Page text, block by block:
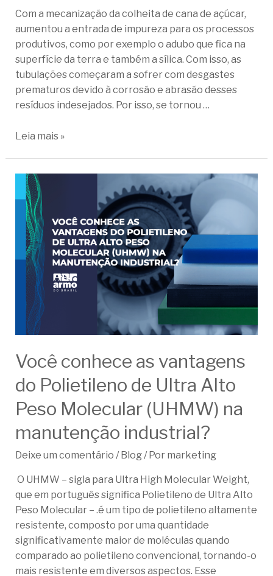
Com a mecanização da colheita de cana de açúcar,
aumentou a entrada de impureza para os processos
produtivos, como por exemplo o adubo que fica na
superfície da terra e também a sílica. Com isso, as
tubulações começaram a sofrer com desgastes
prematuros devido à corrosão e abrasão desses
resíduos indesejados. Por isso, se tornou …
Leia mais »
Você conhece as vantagens
do Polietileno de Ultra Alto
Peso Molecular (UHMW) na
manutenção industrial?
Deixe um comentário / Blog/ Por marketing
O UHMW – sigla para Ultra High Molecular Weight,
que em português significa Polietileno de Ultra Alto
Peso Molecular – .é um tipo de polietileno altamente
resistente, composto por uma quantidade
significativamente maior de moléculas quando
comparado ao polietileno convencional, tornando-o
mais resistente em diversos aspectos. Esse